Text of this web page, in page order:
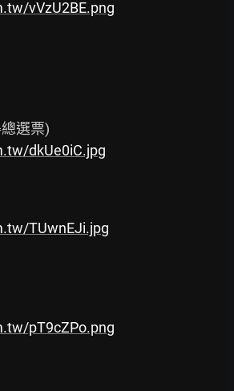
vVzU2BE.png
dkUe0iC.jpg
TUwnEJi.jpg
pT9cZPo.png